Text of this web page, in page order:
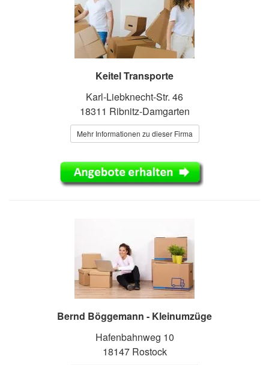
Keitel Transporte
Karl-Liebknecht-Str. 46
18311 Ribnitz-Damgarten
Mehr Informationen zu dieser Firma
Bernd Böggemann - Kleinumzüge
Hafenbahnweg 10
18147 Rostock